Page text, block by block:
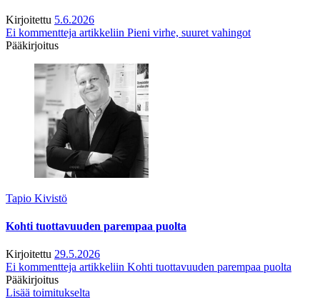
Kirjoitettu 5.6.2026
Ei kommentteja artikkeliin Pieni virhe, suuret vahingot
Pääkirjoitus
Tapio Kivistö
Kohti tuottavuuden parempaa puolta
Kirjoitettu 29.5.2026
Ei kommentteja artikkeliin Kohti tuottavuuden parempaa puolta
Pääkirjoitus
Lisää toimitukselta